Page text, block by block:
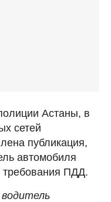
Астаны, в
сетей
публикация,
автомобиля
требования ПДД.